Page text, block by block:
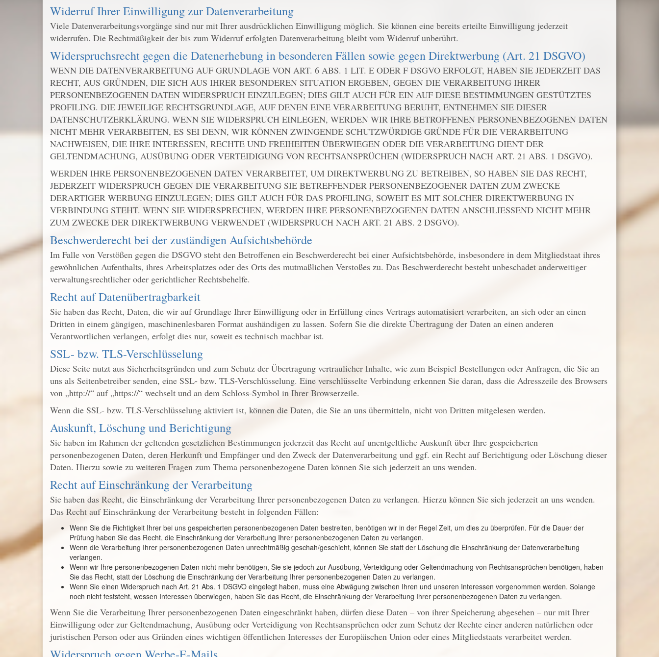
Widerruf Ihrer Einwilligung zur Datenverarbeitung
Viele Datenverarbeitungsvorgänge sind nur mit Ihrer ausdrücklichen Einwilligung möglich. Sie können eine bereits erteilte Einwilligung jederzeit
widerrufen. Die Rechtmäßigkeit der bis zum Widerruf erfolgten Datenverarbeitung bleibt vom Widerruf unberührt.
Widerspruchsrecht gegen die Datenerhebung in besonderen Fällen sowie gegen Direktwerbung (Art. 21 DSGVO)
WENN DIE DATENVERARBEITUNG AUF GRUNDLAGE VON ART. 6 ABS. 1 LIT. E ODER F DSGVO ERFOLGT, HABEN SIE JEDERZEIT DAS
RECHT, AUS GRÜNDEN, DIE SICH AUS IHRER BESONDEREN SITUATION ERGEBEN, GEGEN DIE VERARBEITUNG IHRER
PERSONENBEZOGENEN DATEN WIDERSPRUCH EINZULEGEN; DIES GILT AUCH FÜR EIN AUF DIESE BESTIMMUNGEN GESTÜTZTES
PROFILING. DIE JEWEILIGE RECHTSGRUNDLAGE, AUF DENEN EINE VERARBEITUNG BERUHT, ENTNEHMEN SIE DIESER
DATENSCHUTZERKLÄRUNG. WENN SIE WIDERSPRUCH EINLEGEN, WERDEN WIR IHRE BETROFFENEN PERSONENBEZOGENEN DATEN
NICHT MEHR VERARBEITEN, ES SEI DENN, WIR KÖNNEN ZWINGENDE SCHUTZWÜRDIGE GRÜNDE FÜR DIE VERARBEITUNG
NACHWEISEN, DIE IHRE INTERESSEN, RECHTE UND FREIHEITEN ÜBERWIEGEN ODER DIE VERARBEITUNG DIENT DER
GELTENDMACHUNG, AUSÜBUNG ODER VERTEIDIGUNG VON RECHTSANSPRÜCHEN (WIDERSPRUCH NACH ART. 21 ABS. 1 DSGVO).
WERDEN IHRE PERSONENBEZOGENEN DATEN VERARBEITET, UM DIREKTWERBUNG ZU BETREIBEN, SO HABEN SIE DAS RECHT,
JEDERZEIT WIDERSPRUCH GEGEN DIE VERARBEITUNG SIE BETREFFENDER PERSONENBEZOGENER DATEN ZUM ZWECKE
DERARTIGER WERBUNG EINZULEGEN; DIES GILT AUCH FÜR DAS PROFILING, SOWEIT ES MIT SOLCHER DIREKTWERBUNG IN
VERBINDUNG STEHT. WENN SIE WIDERSPRECHEN, WERDEN IHRE PERSONENBEZOGENEN DATEN ANSCHLIESSEND NICHT MEHR
ZUM ZWECKE DER DIREKTWERBUNG VERWENDET (WIDERSPRUCH NACH ART. 21 ABS. 2 DSGVO).
Beschwerde­recht bei der zuständigen Aufsichts­behörde
Im Falle von Verstößen gegen die DSGVO steht den Betroffenen ein Beschwerderecht bei einer Aufsichtsbehörde, insbesondere in dem Mitgliedstaat ihres
gewöhnlichen Aufenthalts, ihres Arbeitsplatzes oder des Orts des mutmaßlichen Verstoßes zu. Das Beschwerderecht besteht unbeschadet anderweitiger
verwaltungsrechtlicher oder gerichtlicher Rechtsbehelfe.
Recht auf Daten­übertrag­barkeit
Sie haben das Recht, Daten, die wir auf Grundlage Ihrer Einwilligung oder in Erfüllung eines Vertrags automatisiert verarbeiten, an sich oder an einen
Dritten in einem gängigen, maschinenlesbaren Format aushändigen zu lassen. Sofern Sie die direkte Übertragung der Daten an einen anderen
Verantwortlichen verlangen, erfolgt dies nur, soweit es technisch machbar ist.
SSL- bzw. TLS-Verschlüsselung
Diese Seite nutzt aus Sicherheitsgründen und zum Schutz der Übertragung vertraulicher Inhalte, wie zum Beispiel Bestellungen oder Anfragen, die Sie an
uns als Seitenbetreiber senden, eine SSL- bzw. TLS-Verschlüsselung. Eine verschlüsselte Verbindung erkennen Sie daran, dass die Adresszeile des Browsers
von „http://“ auf „https://“ wechselt und an dem Schloss-Symbol in Ihrer Browserzeile.
Wenn die SSL- bzw. TLS-Verschlüsselung aktiviert ist, können die Daten, die Sie an uns übermitteln, nicht von Dritten mitgelesen werden.
Auskunft, Löschung und Berichtigung
Sie haben im Rahmen der geltenden gesetzlichen Bestimmungen jederzeit das Recht auf unentgeltliche Auskunft über Ihre gespeicherten
personenbezogenen Daten, deren Herkunft und Empfänger und den Zweck der Datenverarbeitung und ggf. ein Recht auf Berichtigung oder Löschung dieser
Daten. Hierzu sowie zu weiteren Fragen zum Thema personenbezogene Daten können Sie sich jederzeit an uns wenden.
Recht auf Einschränkung der Verarbeitung
Sie haben das Recht, die Einschränkung der Verarbeitung Ihrer personenbezogenen Daten zu verlangen. Hierzu können Sie sich jederzeit an uns wenden.
Das Recht auf Einschränkung der Verarbeitung besteht in folgenden Fällen:
Wenn Sie die Richtigkeit Ihrer bei uns gespeicherten personenbezogenen Daten bestreiten, benötigen wir in der Regel Zeit, um dies zu überprüfen. Für die Dauer der
Prüfung haben Sie das Recht, die Einschränkung der Verarbeitung Ihrer personenbezogenen Daten zu verlangen.
Wenn die Verarbeitung Ihrer personenbezogenen Daten unrechtmäßig geschah/geschieht, können Sie statt der Löschung die Einschränkung der Datenverarbeitung
verlangen.
Wenn wir Ihre personenbezogenen Daten nicht mehr benötigen, Sie sie jedoch zur Ausübung, Verteidigung oder Geltendmachung von Rechtsansprüchen benötigen, haben
Sie das Recht, statt der Löschung die Einschränkung der Verarbeitung Ihrer personenbezogenen Daten zu verlangen.
Wenn Sie einen Widerspruch nach Art. 21 Abs. 1 DSGVO eingelegt haben, muss eine Abwägung zwischen Ihren und unseren Interessen vorgenommen werden. Solange
noch nicht feststeht, wessen Interessen überwiegen, haben Sie das Recht, die Einschränkung der Verarbeitung Ihrer personenbezogenen Daten zu verlangen.
Wenn Sie die Verarbeitung Ihrer personenbezogenen Daten eingeschränkt haben, dürfen diese Daten – von ihrer Speicherung abgesehen – nur mit Ihrer
Einwilligung oder zur Geltendmachung, Ausübung oder Verteidigung von Rechtsansprüchen oder zum Schutz der Rechte einer anderen natürlichen oder
juristischen Person oder aus Gründen eines wichtigen öffentlichen Interesses der Europäischen Union oder eines Mitgliedstaats verarbeitet werden.